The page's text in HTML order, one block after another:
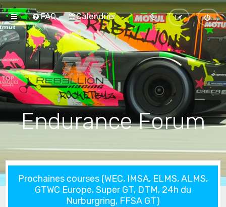
FAQ Calendrier
Endurance Forum
Prochaines courses (WEC, IMSA, ELMS, ALMS,
GTWC Europe, Super GT, DTM, 24h du
Nurburgring, FFSA GT)